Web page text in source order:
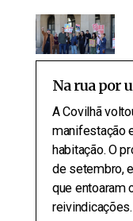
Na rua por
A Covilhã
manifestação
habitação. O
de setembro,
que entoaram
reivindicações.